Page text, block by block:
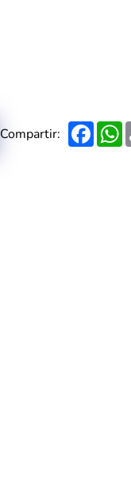
Compartir: